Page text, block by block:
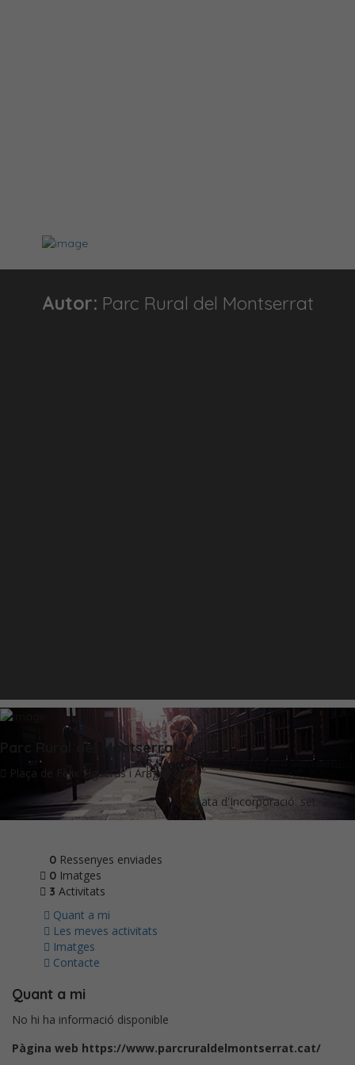
Autor: Parc Rural del Montserrat
Parc Rural del Montserrat
Plaça de Fèlix Figueras i Aragay s/n
Data d'Incorporació: set. 2025
0 Ressenyes enviades
0 Imatges
3 Activitats
Quant a mi
Les meves activitats
Imatges
Contacte
Quant a mi
No hi ha informació disponible
Pàgina web https://www.parcruraldelmontserrat.cat/